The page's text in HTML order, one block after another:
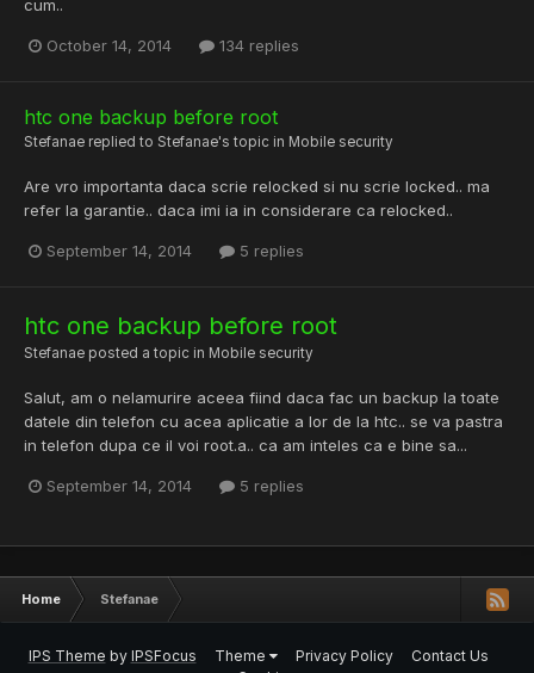
cum..
October 14, 2014 134 replies
htc one backup before root
Stefanae replied to Stefanae's topic in Mobile security
Are vro importanta daca scrie relocked si nu scrie locked.. ma
refer la garantie.. daca imi ia in considerare ca relocked..
September 14, 2014 5 replies
htc one backup before root
Stefanae posted a topic in Mobile security
Salut, am o nelamurire aceea fiind daca fac un backup la toate
datele din telefon cu acea aplicatie a lor de la htc.. se va pastra
in telefon dupa ce il voi root.a.. ca am inteles ca e bine sa...
September 14, 2014 5 replies
Home Stefanae
IPS Theme by IPSFocus Theme Privacy Policy
Contact Us